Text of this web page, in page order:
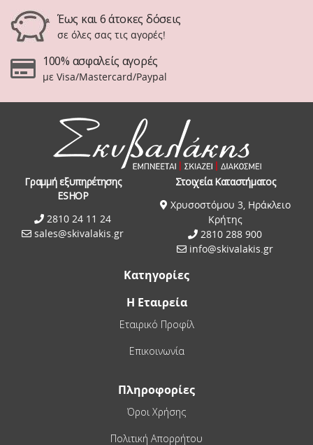
Έως και 6 άτοκες δόσεις
σε όλες σας τις αγορές!
100% ασφαλείς αγορές
με Visa/Mastercard/Paypal
Γραμμή εξυπηρέτησης
ESHOP
2810 24 11 24
sales@skivalakis.gr
Στοιχεία Καταστήματος
Χρυσοστόμου 3, Ηράκλειο
Κρήτης
2810 288 900
info@skivalakis.gr
Κατηγορίες
Η Εταιρεία
Εταιρικό Προφίλ
Επικοινωνία
Πληροφορίες
Όροι Χρήσης
Πολιτική Απορρήτου